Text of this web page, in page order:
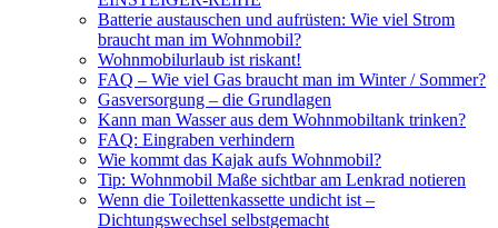
Batterie austauschen und aufrüsten: Wie viel Strom
braucht man im Wohnmobil?
Wohnmobilurlaub ist riskant!
FAQ – Wie viel Gas braucht man im Winter / Sommer?
Gasversorgung – die Grundlagen
Kann man Wasser aus dem Wohnmobiltank trinken?
FAQ: Eingraben verhindern
Wie kommt das Kajak aufs Wohnmobil?
Tip: Wohnmobil Maße sichtbar am Lenkrad notieren
Wenn die Toilettenkassette undicht ist –
Dichtungswechsel selbstgemacht